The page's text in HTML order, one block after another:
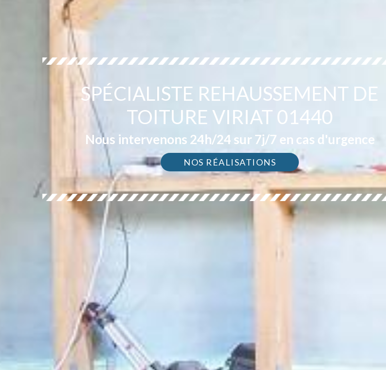
SPÉCIALISTE REHAUSSEMENT DE
TOITURE VIRIAT 01440
Nous intervenons 24h/24 sur 7j/7 en cas d'urgence
NOS RÉALISATIONS